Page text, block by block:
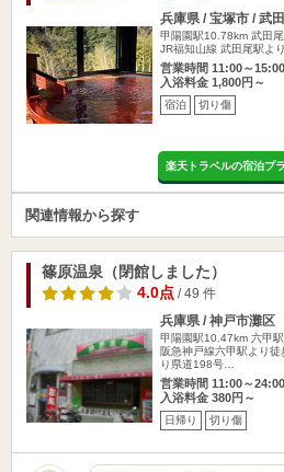
兵庫県 / 宝塚市 / 武
甲陽園駅10.78km 武田
JR福知山線 武田尾駅よ
営業時間 11:00～15:00
入浴料金 1,800円～
宿泊 切り傷
楽天トラベルの宿泊プ
関連情報から探す
篠原温泉（閉館しました）
4.0点/ 49 件
兵庫県 / 神戸市灘区
甲陽園駅10.47km 六甲
阪急神戸線六甲駅より
り県道198号…
営業時間 11:00～24:00
入浴料金 380円～
日帰り 切り傷